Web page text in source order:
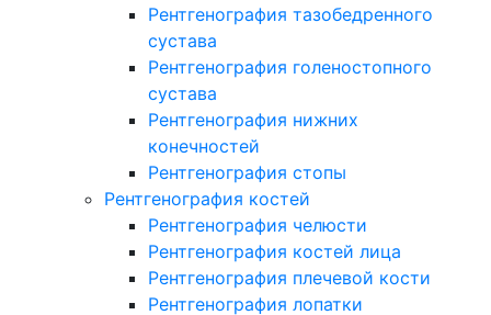
Рентгенография тазобедренного
сустава
Рентгенография голеностопного
сустава
Рентгенография нижних
конечностей
Рентгенография стопы
Рентгенография костей
Рентгенография челюсти
Рентгенография костей лица
Рентгенография плечевой кости
Рентгенография лопатки